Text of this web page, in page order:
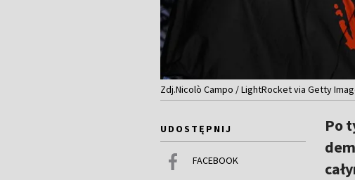
Zdj.Nicolò Campo / LightRocket via Getty
UDOSTĘPNIJ
FACEBOOK
Po